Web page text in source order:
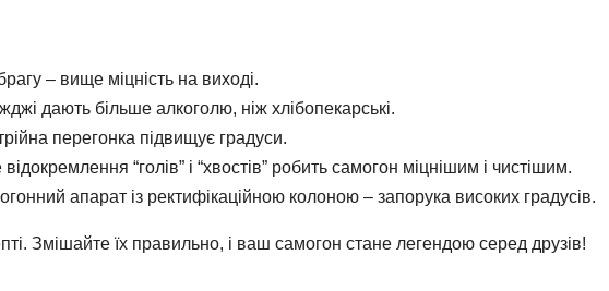
– вище міцність на виході.
дають більше алкоголю, ніж хлібопекарські.
перегонка підвищує градуси.
“голів” і “хвостів” робить самогон міцнішим і чистішим.
апарат із ректифікаційною колоною – запорука високих градусів.
Змішайте їх правильно, і ваш самогон стане легендою серед друзів!